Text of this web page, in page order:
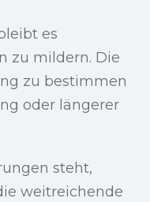
es
zu mildern. Die
zu bestimmen
oder längerer
steht,
weitreichende